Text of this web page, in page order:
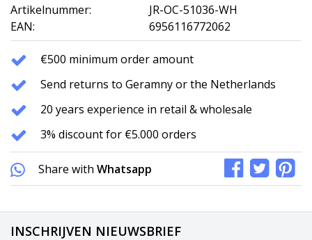
Artikelnummer:
JR-OC-51036-WH
EAN:
6956116772062
€500 minimum order amount
Send returns to Geramny or the Netherlands
20 years experience in retail & wholesale
3% discount for €5.000 orders
Share with Whatsapp
INSCHRIJVEN NIEUWSBRIEF